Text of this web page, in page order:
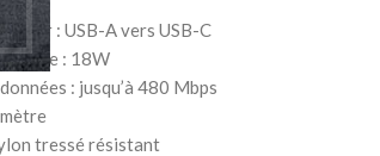
: USB-A vers USB-C
charge : 18W
: jusqu’à 480 Mbps
tressé résistant